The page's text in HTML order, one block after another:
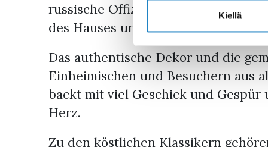
Kiellä
russische Offiziersfamilien erbaut.
des Hauses unzählige Geschichten
Das authentische Dekor und die
Einheimischen und Besuchern aus
backt mit viel Geschick und
Herz.
Zu den köstlichen Klassikern